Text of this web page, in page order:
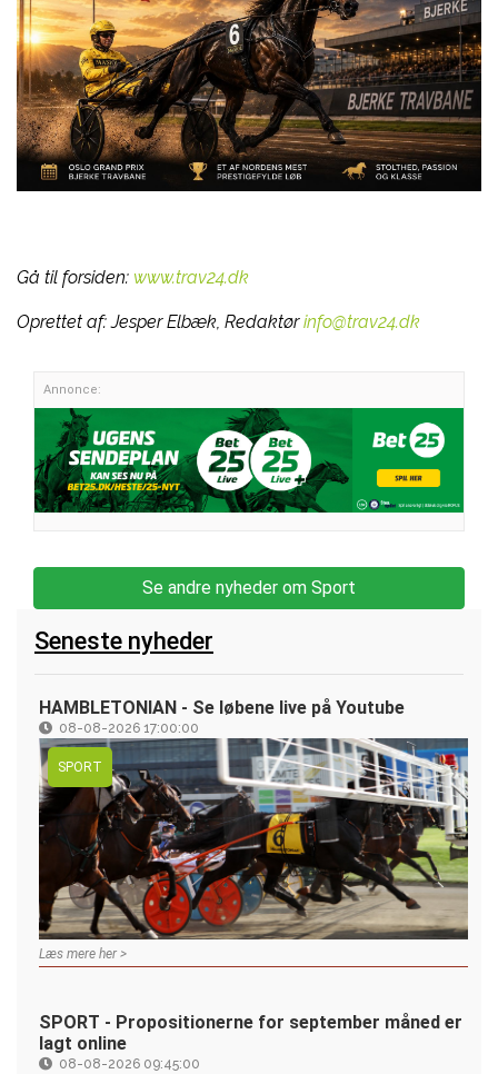
Gå til forsiden: www.trav24.dk
Oprettet af:Jesper Elbæk, Redaktør info@trav24.dk
Annonce:
Se andre nyheder om Sport
Seneste nyheder
HAMBLETONIAN - Se løbene live på Youtube
08-08-2026 17:00:00
SPORT
Læs mere her >
SPORT - Propositionerne for september måned er
lagt online
08-08-2026 09:45:00